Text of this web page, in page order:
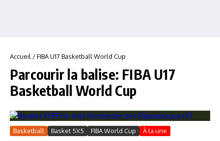
Accueil /FIBA U17 Basketball World Cup
Parcourir la balise: FIBA U17
Basketball World Cup
Basketball Basket 5X5 FIBA World Cup À la une